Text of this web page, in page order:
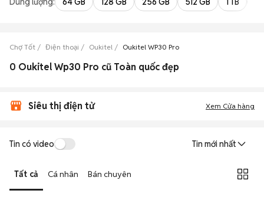
Chợ Tốt Điện thoại Oukitel Oukitel WP30 Pro
0 Oukitel Wp30 Pro cũ Toàn quốc đẹp
Siêu thị điện tử Xem Cửa hàng
Tin có video Tin mới nhất
Tất cả Cá nhân Bán chuyên